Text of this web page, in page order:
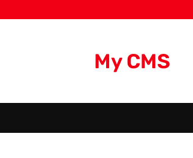
My CMS